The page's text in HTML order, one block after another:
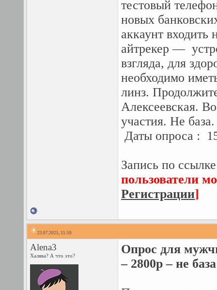
тестовый
новых
аккаунт входить
айтрекер —
взгляда, для
необходимо
линз.
Алексеевская.
участия. Не база.
Даты опроса :
Запись по
пользователи
Регистрации]
23.07.2025, 15:59
Alena3
Халява? А что это?
Опрос для
– 2800р – не база